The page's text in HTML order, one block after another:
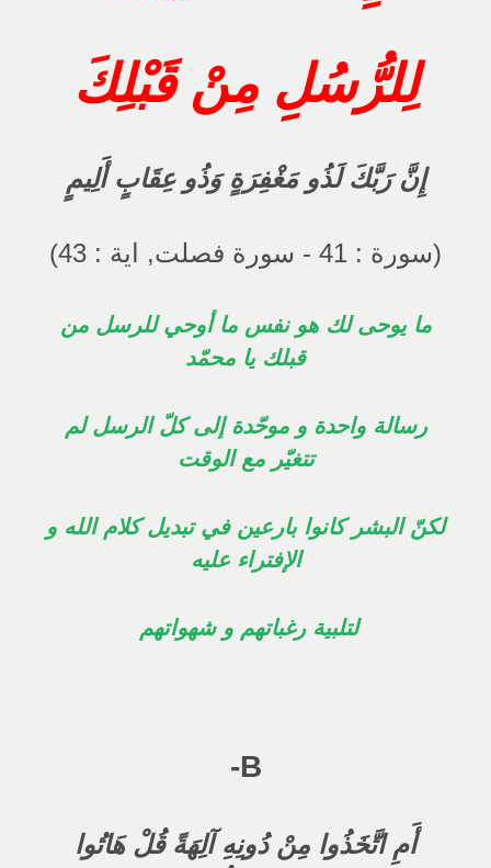
لِلرُّسُلِ مِنْ قَبْلِكَ
إِنَّ رَبَّكَ لَذُو مَغْفِرَةٍ وَذُو عِقَابٍ أَلِيمٍ
(سورة : 41 - سورة فصلت, اية : 43)
ما يوحى لك هو نفس ما أوحي للرسل من
قبلك يا محمّد
رسالة واحدة و موحّدة إلى كلّ الرسل لم
تتغيّر مع الوقت
لكنّ البشر كانوا بارعين في تبديل كلام الله و
الإفتراء عليه
لتلبية رغباتهم و شهواتهم
B-
أَمِ اتَّخَذُوا مِنْ دُونِهِ آلِهَةً قُلْ هَاتُوا